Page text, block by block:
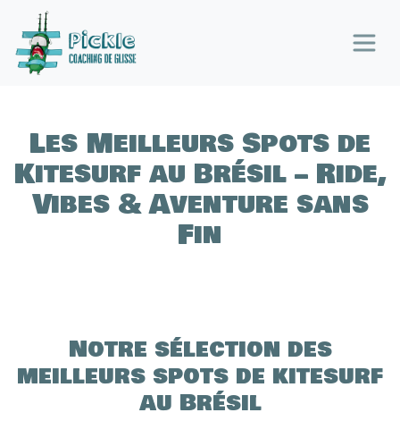
Les Meilleurs Spots de
Kitesurf au Brésil – Ride,
Vibes & Aventure sans
Fin
Notre sélection des
meilleurs spots de kitesurf
au Brésil
Panneau de gestion des cookies